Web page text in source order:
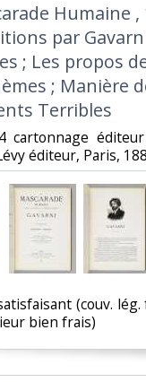
Humaine
par
; Les propos
; Manière
Terribles‎
cartonnage
éditeur, Paris,
(couv.
bien frais)‎